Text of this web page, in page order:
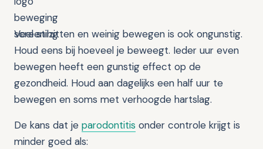
Veel stilzitten en weinig bewegen is ook ongunstig.
Houd eens bij hoeveel je beweegt. Ieder uur even
bewegen heeft een gunstig effect op de
gezondheid. Houd aan dagelijks een half uur te
bewegen en soms met verhoogde hartslag.
De kans dat je parodontitis onder controle krijgt is
minder goed als: